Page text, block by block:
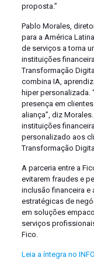
proposta.”
Pablo Morales,
para a América
de serviços a torna
instituições
Transformação
combina IA,
hiper personalizada.
presença em
aliança”, diz
instituições
personalizado aos
Transformação
A parceria entre a
evitarem fraudes e
inclusão financeira e
estratégicas de
em soluções
serviços
Fico.
Leia a íntegra no